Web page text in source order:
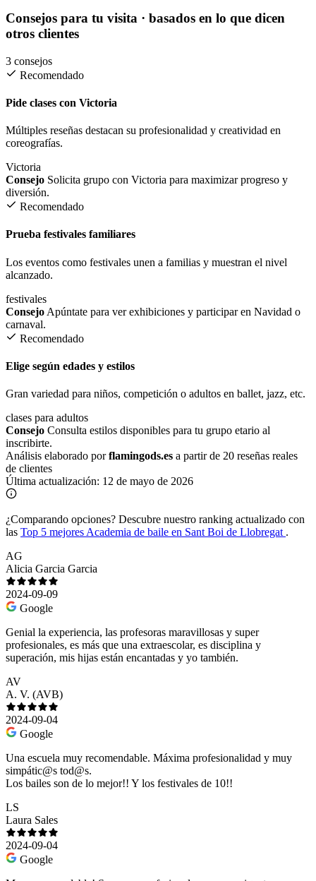
Consejos para tu visita · basados en lo que dicen
otros clientes
3 consejos
Recomendado
Pide clases con Victoria
Múltiples reseñas destacan su profesionalidad y creatividad en
coreografías.
Victoria
Consejo Solicita grupo con Victoria para maximizar progreso y
diversión.
Recomendado
Prueba festivales familiares
Los eventos como festivales unen a familias y muestran el nivel
alcanzado.
festivales
Consejo Apúntate para ver exhibiciones y participar en Navidad o
carnaval.
Recomendado
Elige según edades y estilos
Gran variedad para niños, competición o adultos en ballet, jazz, etc.
clases para adultos
Consejo Consulta estilos disponibles para tu grupo etario al
inscribirte.
Análisis elaborado porflamingods.es a partir de 20 reseñas reales
de clientes
Última actualización: 12 de mayo de 2026
¿Comparando opciones? Descubre nuestro ranking actualizado con
las Top 5 mejores Academia de baile en Sant Boi de Llobregat .
AG
Alicia Garcia Garcia
2024-09-09
Google
Genial la experiencia, las profesoras maravillosas y super
profesionales, es más que una extraescolar, es disciplina y
superación, mis hijas están encantadas y yo también.
AV
A. V. (AVB)
2024-09-04
Google
Una escuela muy recomendable. Máxima profesionalidad y muy
simpátic@s tod@s.
Los bailes son de lo mejor!! Y los festivales de 10!!
LS
Laura Sales
2024-09-04
Google